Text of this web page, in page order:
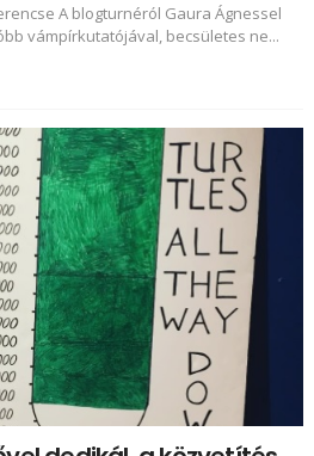
A blogturnéról Gaura Ágnessel
vámpírkutatójával, becsületes ne...